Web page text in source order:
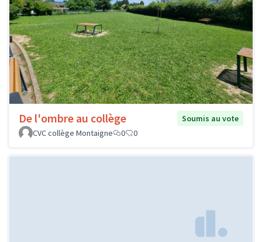
De l'ombre au collège
Soumis au vote
CVC collège Montaigne
0 0